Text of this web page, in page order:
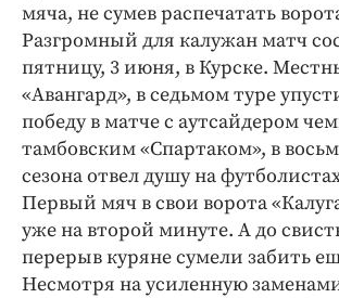
Погода
Праздники
Происшествия
Спорт
Экономика и бизнес
ПРОЕКТЫ
Блоги
Издания
мяча, не сумев распечатать
Разгромный для калужан матч
пятницу, 3 июня, в Курске.
«Авангард», в седьмом туре
победу в матче с аутсайдером
тамбовским «Спартаком», в
сезона отвел душу на
Первый мяч в свои ворота
уже на второй минуте. А до
перерыв куряне сумели забить
Несмотря на усиленную